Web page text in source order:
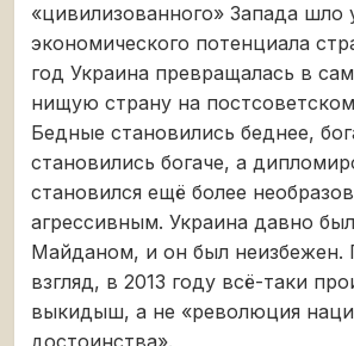
«цивилизованного» Запада шло
экономического потенциала
год Украина превращалась в
нищую страну на
Бедные становились беднее,
становились богаче, а
становился ещё более
агрессивным. Украина давно
Майданом, и он был неизбежен.
взгляд, в 2013 году всё-таки
выкидыш, а не «революция